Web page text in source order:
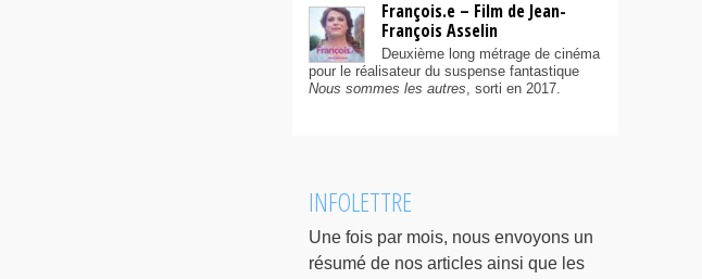
François.e – Film de Jean-
François Asselin
Deuxième long métrage de cinéma
pour le réalisateur du suspense fantastique
Nous sommes les autres, sorti en 2017.
INFOLETTRE
Une fois par mois, nous envoyons un
résumé de nos articles ainsi que les